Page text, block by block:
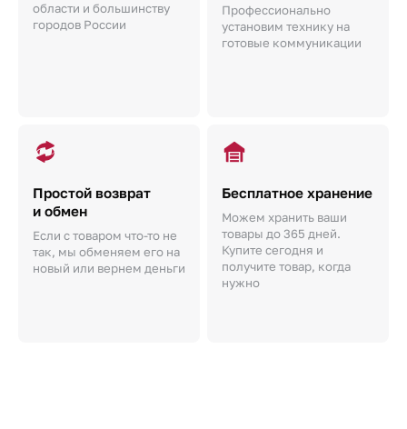
области и большинству
городов России
Профессионально
установим технику на
готовые коммуникации
Простой возврат
и обмен
Если с товаром что-то не
так, мы обменяем его на
новый или вернем деньги
Бесплатное хранение
Можем хранить ваши
товары до 365 дней.
Купите сегодня и
получите товар, когда
нужно